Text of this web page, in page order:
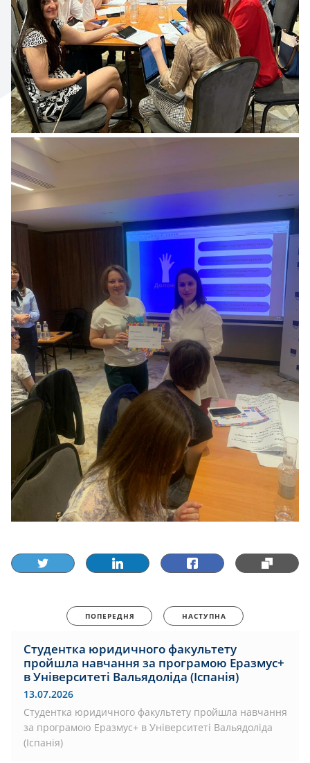
ПОПЕРЕДНЯ НАСТУПНА
Студентка юридичного факультету
пройшла навчання за програмою Еразмус+
в Університеті Вальядоліда (Іспанія)
13.07.2026
Студентка юридичного факультету пройшла навчання
за програмою Еразмус+ в Університеті Вальядоліда
(Іспанія)